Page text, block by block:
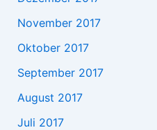
November 2017
Oktober 2017
September 2017
August 2017
Juli 2017